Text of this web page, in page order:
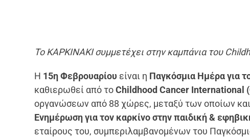
Το ΚΑΡΚΙΝΑΚΙ συμμετέχει στην καμπάνια του
Η 15ηΦεβρουαρίου είναι η Παγκόσμια Ημέρα για
καθιερωθεί από τoChildhood Cancer International
οργανώσεων από 88 χώρες, μεταξύ των οποίων
Ενημέρωση για τον καρκίνο στην παιδική &
εταίρους του, συμπεριλαμβανομένων του